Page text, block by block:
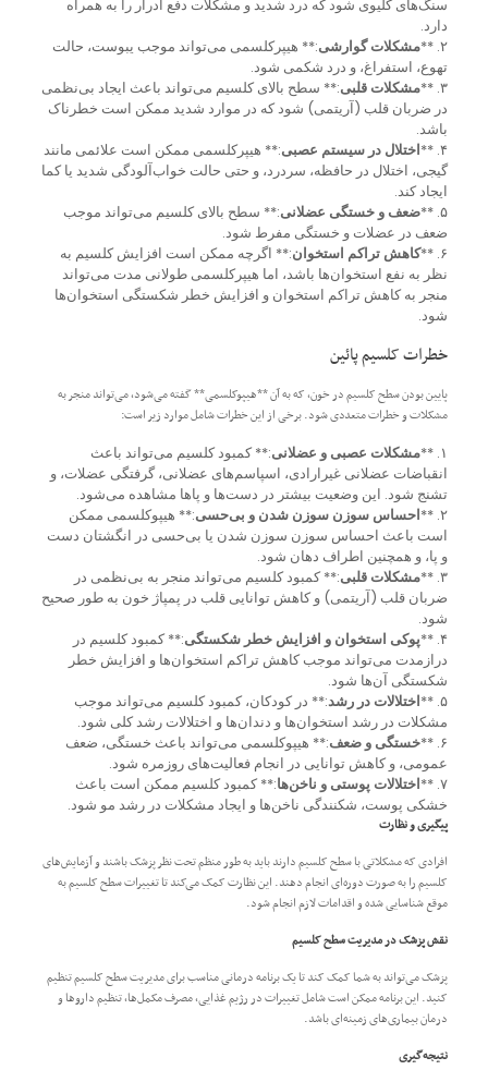
سنگ‌های کلیوی شود که درد شدید و مشکلات دفع ادرار را به همراه
دارد.
۲. **
مشکلات گوارشی:** هیپرکلسمی می‌تواند موجب یبوست، حالت
تهوع، استفراغ، و درد شکمی شود.
۳. **
مشکلات قلبی:** سطح بالای کلسیم می‌تواند باعث ایجاد بی‌نظمی
در ضربان قلب (آریتمی) شود که در موارد شدید ممکن است خطرناک
باشد.
۴. **
اختلال در سیستم عصبی:** هیپرکلسمی ممکن است علائمی مانند
گیجی، اختلال در حافظه، سردرد، و حتی حالت خواب‌آلودگی شدید یا کما
ایجاد کند.
۵. **
ضعف و خستگی عضلانی:** سطح بالای کلسیم می‌تواند موجب
ضعف در عضلات و خستگی مفرط شود.
۶. **
کاهش تراکم استخوان:** اگرچه ممکن است افزایش کلسیم به
نظر به نفع استخوان‌ها باشد، اما هیپرکلسمی طولانی مدت می‌تواند
منجر به کاهش تراکم استخوان و افزایش خطر شکستگی استخوان‌ها
شود.
خطرات کلسیم پائین
پایین بودن سطح کلسیم در خون، که به آن **هیپوکلسمی** گفته می‌شود، می‌تواند منجر به
مشکلات و خطرات متعددی شود. برخی از این خطرات شامل موارد زیر است:
۱. **
مشکلات عصبی و عضلانی:** کمبود کلسیم می‌تواند باعث
انقباضات عضلانی غیرارادی، اسپاسم‌های عضلانی، گرفتگی عضلات، و
تشنج شود. این وضعیت بیشتر در دست‌ها و پاها مشاهده می‌شود.
۲. **
احساس سوزن سوزن شدن و بی‌حسی:** هیپوکلسمی ممکن
است باعث احساس سوزن سوزن شدن یا بی‌حسی در انگشتان دست
و پا، و همچنین اطراف دهان شود.
۳. **
مشکلات قلبی:** کمبود کلسیم می‌تواند منجر به بی‌نظمی در
ضربان قلب (آریتمی) و کاهش توانایی قلب در پمپاژ خون به طور صحیح
شود.
۴. **
پوکی استخوان و افزایش خطر شکستگی:** کمبود کلسیم در
درازمدت می‌تواند موجب کاهش تراکم استخوان‌ها و افزایش خطر
شکستگی آن‌ها شود.
۵. **
اختلالات در رشد:** در کودکان، کمبود کلسیم می‌تواند موجب
مشکلات در رشد استخوان‌ها و دندان‌ها و اختلالات رشد کلی شود.
۶. **
خستگی و ضعف:** هیپوکلسمی می‌تواند باعث خستگی، ضعف
عمومی، و کاهش توانایی در انجام فعالیت‌های روزمره شود.
۷. **
اختلالات پوستی و ناخن‌ها:** کمبود کلسیم ممکن است باعث
خشکی پوست، شکنندگی ناخن‌ها و ایجاد مشکلات در رشد مو شود.
پیگیری و نظارت
افرادی که مشکلاتی با سطح کلسیم دارند باید به طور منظم تحت نظر پزشک باشند و آزمایش‌های
کلسیم را به صورت دوره‌ای انجام دهند. این نظارت کمک می‌کند تا تغییرات سطح کلسیم به
موقع شناسایی شده و اقدامات لازم انجام شود.
نقش پزشک در مدیریت سطح کلسیم
پزشک می‌تواند به شما کمک کند تا یک برنامه درمانی مناسب برای مدیریت سطح کلسیم تنظیم
کنید. این برنامه ممکن است شامل تغییرات در رژیم غذایی، مصرف مکمل‌ها، تنظیم داروها و
درمان بیماری‌های زمینه‌ای باشد.
نتیجه‌گیری